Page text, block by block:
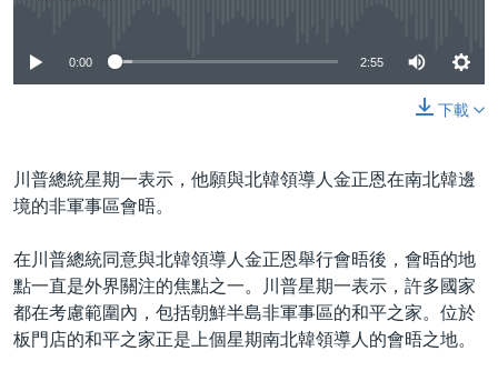
建國史話
其他語言網站
0:00 2:55
下載
川普總統星期一表示，他願與北韓領導人金正恩在南北韓邊
境的非軍事區會晤。
在川普總統同意與北韓領導人金正恩舉行會晤後，會晤的地
點一直是外界關注的焦點之一。川普星期一表示，許多國家
都在考慮範圍內，包括朝鮮半島非軍事區的和平之家。位於
板門店的和平之家正是上個星期南北韓領導人的會晤之地。